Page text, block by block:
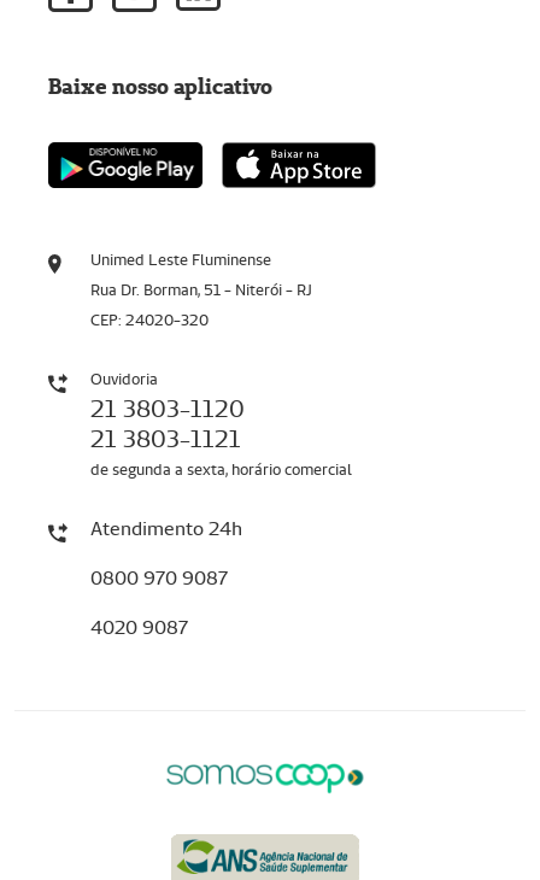
Unimed Leste Fluminense
Rua Dr. Borman, 51 - Niterói - RJ
CEP: 24020-320
Ouvidoria
21 3803-1120
21 3803-1121
de segunda a sexta, horário comercial
Atendimento 24h
0800 970 9087
4020 9087
Baixe nosso aplicativo